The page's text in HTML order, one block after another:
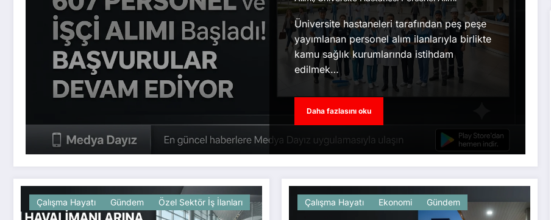
Üniversite hastaneleri tarafından peş peşe
yayımlanan personel alım ilanlarıyla birlikte
kamu sağlık kurumlarında istihdam
edilmek…
Daha fazlasını oku
Çalışma Hayatı Gündem Özel Sektör İş İlanları Çalışma Hayatı Ekonomi Gündem